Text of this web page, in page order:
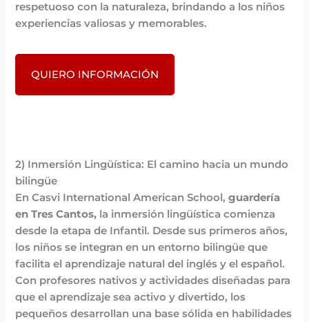
respetuoso con la naturaleza, brindando a los niños
experiencias valiosas y memorables.
QUIERO INFORMACIÓN
2) Inmersión Lingüística: El camino hacia un mundo
bilingüe
En Casvi International American School,guardería
en Tres Cantos, la inmersión lingüística comienza
desde la etapa de Infantil. Desde sus primeros años,
los niños se integran en un entorno bilingüe que
facilita el aprendizaje natural del inglés y el español.
Con profesores nativos y actividades diseñadas para
que el aprendizaje sea activo y divertido, los
pequeños desarrollan una base sólida en habilidades